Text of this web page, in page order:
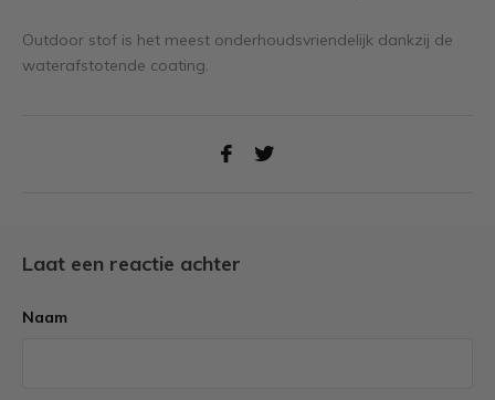
Outdoor stof is het meest onderhoudsvriendelijk dankzij de
waterafstotende coating.
Laat een reactie achter
Naam